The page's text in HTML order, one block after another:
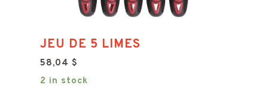
JEU DE 5 LIMES
58,04 $
2 in stock